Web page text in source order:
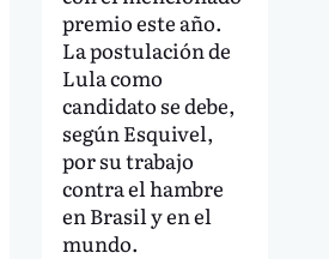
premio este año.
La postulación de
Lula como
candidato se debe,
según Esquivel,
por su trabajo
contra el hambre
en Brasil y en el
mundo.